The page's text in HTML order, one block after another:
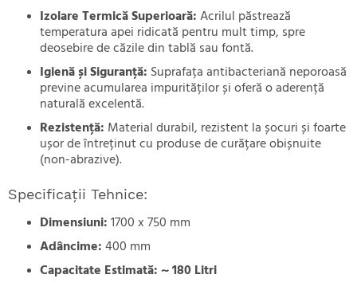
Izolare Termică Superioară:Acrilul păstrează
temperatura apei ridicată pentru mult timp, spre
deosebire de căzile din tablă sau fontă.
Igienă și Siguranță: Suprafața antibacteriană neporoasă
previne acumularea impurităților și oferă o aderență
naturală excelentă.
Rezistență: Material durabil, rezistent la șocuri și foarte
ușor de întreținut cu produse de curățare obișnuite
(non-abrazive).
Specificații Tehnice:
Dimensiuni:1700 x 750 mm
Adâncime:400 mm
Capacitate Estimată:~ 180 Litri